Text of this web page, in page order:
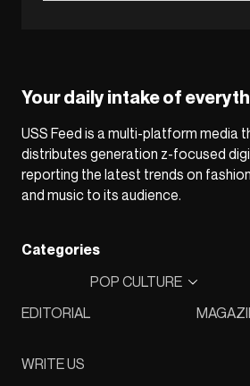
Your daily intake of
USS Feed is a multi-platform media
distributes generation z-focused
reporting the latest trends on
and music to its audience.
Categories
EDITORIAL
POP CULTURE
WRITE US